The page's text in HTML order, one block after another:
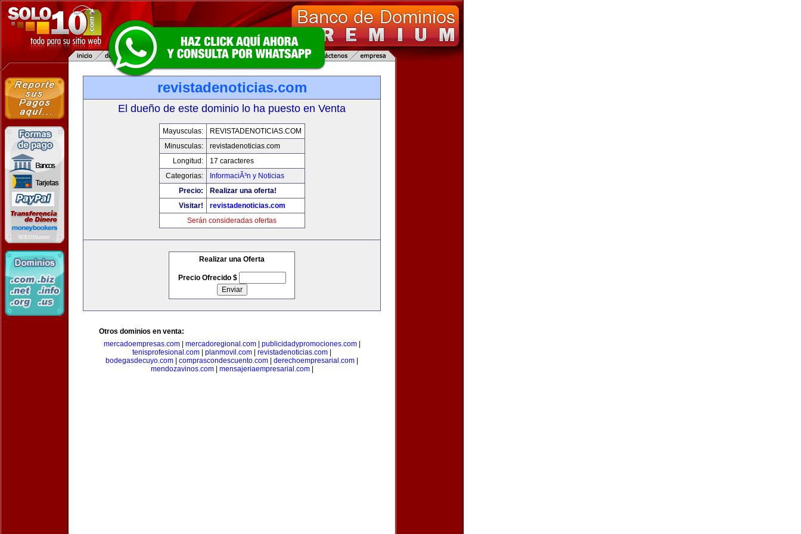
revistadenoticias.com
El dueño de este dominio lo ha puesto en Venta
Mayusculas:
REVISTADENOTICIAS.COM
Minusculas:
revistadenoticias.com
Longitud:
17 caracteres
Categorias:
InformaciÃ³n y Noticias
Precio:
Realizar una oferta!
Visitar!
revistadenoticias.com
Serán consideradas ofertas
Realizar una Oferta
Precio Ofrecido $
Otros dominios en venta:
mercadoempresas.com| mercadoregional.com| publicidadypromociones.com|
tenisprofesional.com
planmovil.com revistadenoticias.com
bodegasdecuyo.com
comprascondescuento.com derechoempresarial.com
mendozavinos.com| mensajeriaempresarial.com|